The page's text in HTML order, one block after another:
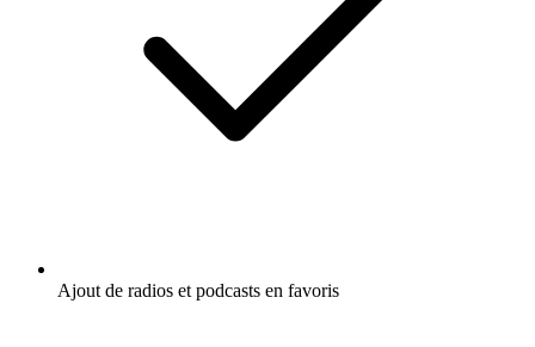
Ajout de radios et podcasts en favoris